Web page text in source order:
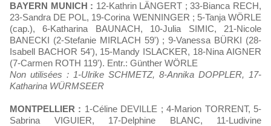
BAYERN MUNICH : 12-Kathrin LÄNGERT ; 33-Bianca RECH,
23-Sandra DE POL, 19-Corina WENNINGER ; 5-Tanja WÖRLE
(cap.), 6-Katharina BAUNACH, 10-Julia SIMIC, 21-Nicole
BANECKI (2-Stefanie MIRLACH 59') ; 9-Vanessa BÜRKI (28-
Isabell BACHOR 54'), 15-Mandy ISLACKER, 18-Nina AIGNER
(7-Carmen ROTH 119'). Entr.: Günther WÖRLE
Non utilisées : 1-Ulrike SCHMETZ, 8-Annika DOPPLER, 17-
Katharina WÜRMSEER
MONTPELLIER : 1-Céline DEVILLE ; 4-Marion TORRENT, 5-
Sabrina VIGUIER, 17-Delphine BLANC, 11-Ludivine